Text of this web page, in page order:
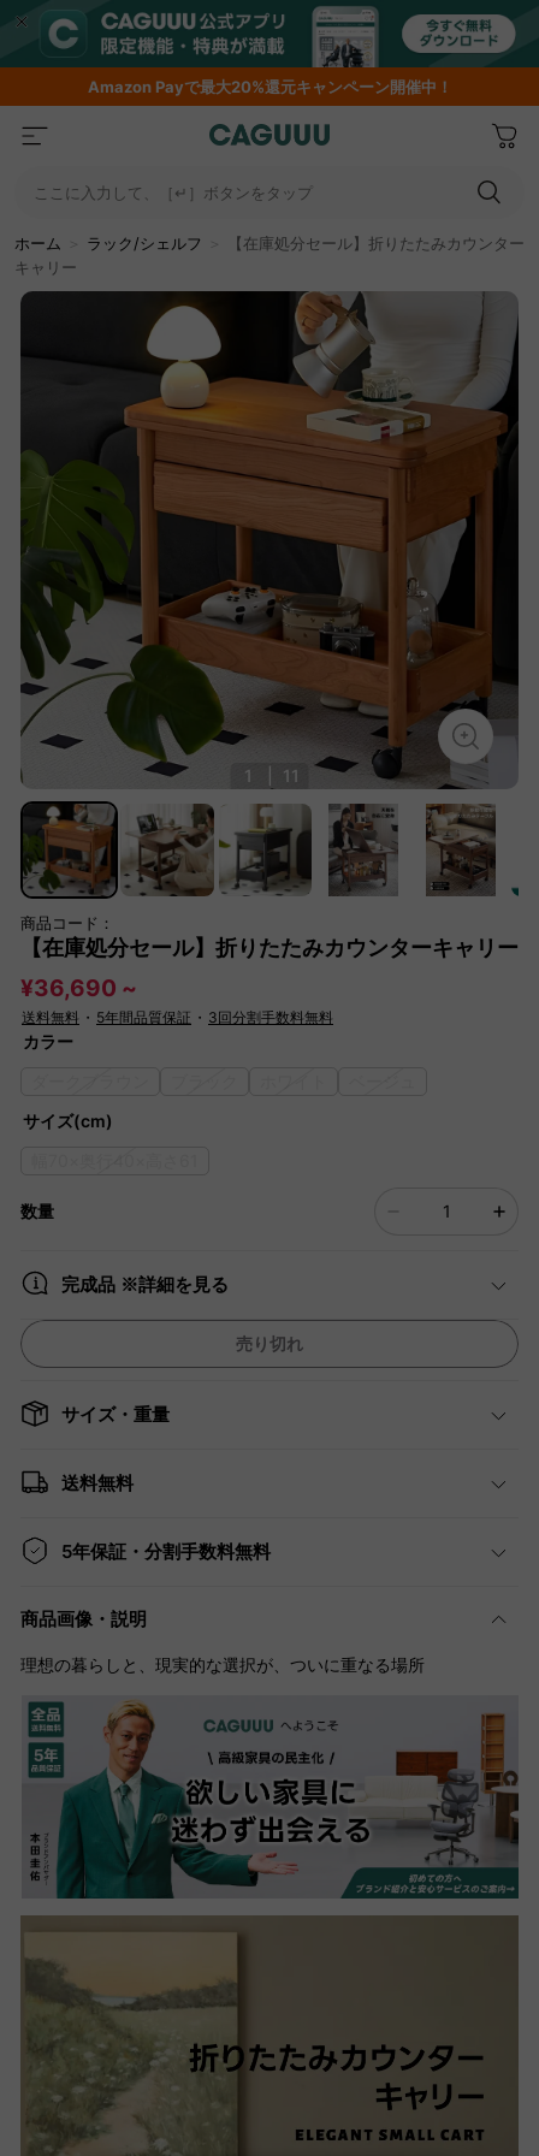
AmazonPayで最大20%還元キャンペーン開催中！
ここに入力して、［↵］ボタンをタップ
ホーム ラック/シェルフ
【在庫処分セール】折りたたみカウンター
キャリー
1 11
商品コード：
【在庫処分セール】折りたたみカウンターキャリー
¥36,690 ~
送料無料 ・ 5年間品質保証 ・ 3回分割手数料無料
カラー
サイズ(cm)
数量
完成品 ※詳細を見る
売り切れ
サイズ・重量
送料無料
5年保証・分割手数料無料
商品画像・説明
理想の暮らしと、現実的な選択が、ついに重なる場所